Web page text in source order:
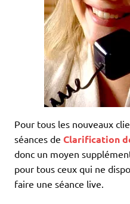
Pour tous les nouveaux
séances de Clarification
donc un moyen
pour tous ceux qui ne
faire une séance live.